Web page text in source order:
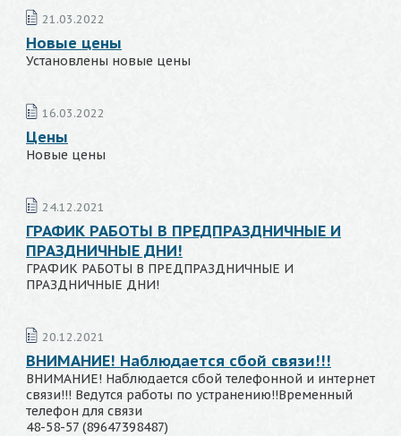
21.03.2022
Новые цены
Установлены новые цены
16.03.2022
Цены
Новые цены
24.12.2021
ГРАФИК РАБОТЫ В ПРЕДПРАЗДНИЧНЫЕ И
ПРАЗДНИЧНЫЕ ДНИ!
ГРАФИК РАБОТЫ В ПРЕДПРАЗДНИЧНЫЕ И
ПРАЗДНИЧНЫЕ ДНИ!
20.12.2021
ВНИМАНИЕ! Наблюдается сбой связи!!!
ВНИМАНИЕ! Наблюдается сбой телефонной и интернет
связи!!! Ведутся работы по устранению!!Временный
телефон для связи
48-58-57 (89647398487)